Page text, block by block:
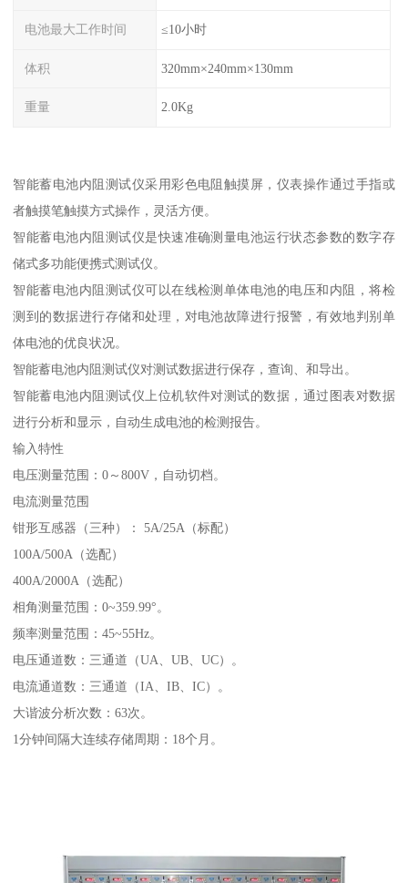
电池最大工作时间 ≤10小时
体积 320mm×240mm×130mm
重量 2.0Kg
智能蓄电池内阻测试仪采用彩色电阻触摸屏，仪表操作通过手指或
者触摸笔触摸方式操作，灵活方便。
智能蓄电池内阻测试仪是快速准确测量电池运行状态参数的数字存
储式多功能便携式测试仪。
智能蓄电池内阻测试仪可以在线检测单体电池的电压和内阻，将检
测到的数据进行存储和处理，对电池故障进行报警，有效地判别单
体电池的优良状况。
智能蓄电池内阻测试仪对测试数据进行保存，查询、和导出。
智能蓄电池内阻测试仪上位机软件对测试的数据，通过图表对数据
进行分析和显示，自动生成电池的检测报告。
输入特性
电压测量范围：0～800V，自动切档。
电流测量范围
钳形互感器（三种）： 5A/25A（标配）
100A/500A（选配）
400A/2000A（选配）
相角测量范围：0~359.99°。
频率测量范围：45~55Hz。
电压通道数：三通道（UA、UB、UC）。
电流通道数：三通道（IA、IB、IC）。
大谐波分析次数：63次。
1分钟间隔大连续存储周期：18个月。